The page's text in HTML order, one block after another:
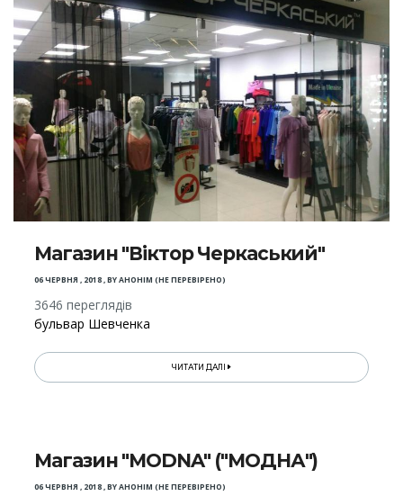
Магазин "Віктор Черкаський"
06 ЧЕРВНЯ , 2018,BYАНОНІМ (НЕ ПЕРЕВІРЕНО)
3646 переглядів
бульвар Шевченка
ЧИТАТИ ДАЛІ
Магазин "MODNA" ("МОДНА")
06 ЧЕРВНЯ , 2018,BYАНОНІМ (НЕ ПЕРЕВІРЕНО)